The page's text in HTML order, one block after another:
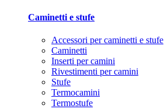
Caminetti e stufe
Accessori per caminetti e stufe
Caminetti
Inserti per camini
Rivestimenti per camini
Stufe
Termocamini
Termostufe